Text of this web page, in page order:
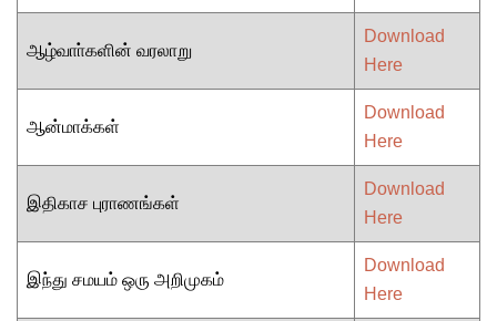
ஆழ்வாா்களின் வரலாறு
Download
Here
ஆன்மாக்கள்
Download
Here
இதிகாச புராணங்கள்
Download
Here
இந்து சமயம் ஒரு அறிமுகம்
Download
Here